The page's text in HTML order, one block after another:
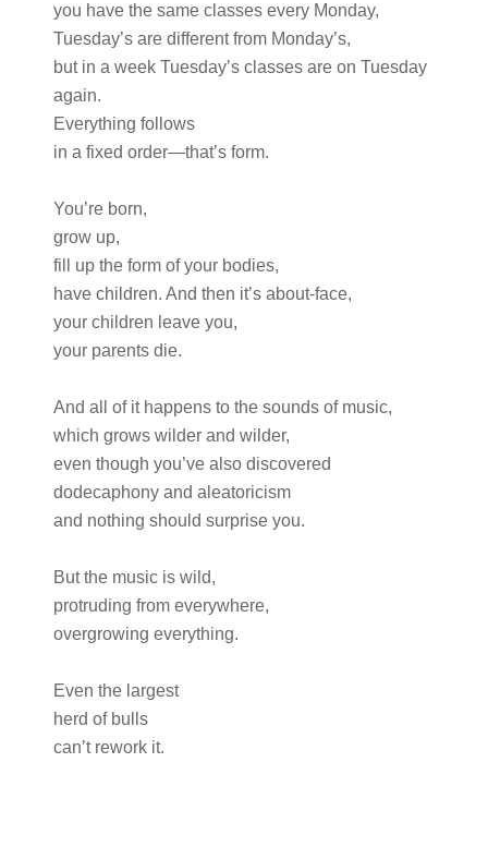
you have the same classes every Monday,
Tuesday’s are different from Monday’s,
but in a week Tuesday’s classes are on Tuesday
again.
Everything follows
in a fixed order—that’s form.
You’re born,
grow up,
fill up the form of your bodies,
have children. And then it’s about-face,
your children leave you,
your parents die.
And all of it happens to the sounds of music,
which grows wilder and wilder,
even though you’ve also discovered
dodecaphony and aleatoricism
and nothing should surprise you.
But the music is wild,
protruding from everywhere,
overgrowing everything.
Even the largest
herd of bulls
can’t rework it.